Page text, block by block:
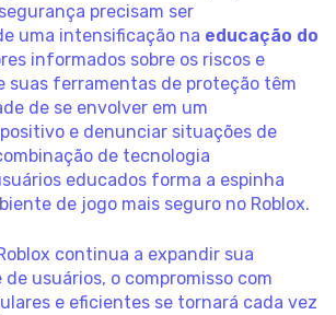
precisam ser
uma intensificação na educação do
informados sobre os riscos e
suas ferramentas de proteção têm
de se envolver em um
e denunciar situações de
de tecnologia
educados forma a espinha
de jogo mais seguro no Roblox.
continua a expandir sua
usuários, o compromisso com
e eficientes se tornará cada vez